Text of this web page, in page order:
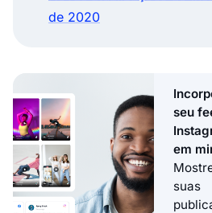
de 2020
seu
em
suas